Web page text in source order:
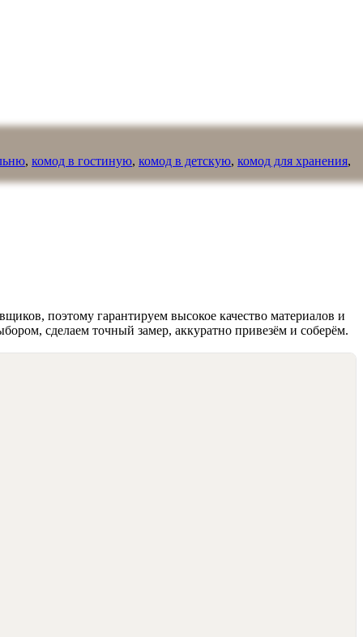
, комод в гостиную, комод в детскую, комод для хранения,
поэтому гарантируем высокое качество материалов и
сделаем точный замер, аккуратно привезём и соберём.